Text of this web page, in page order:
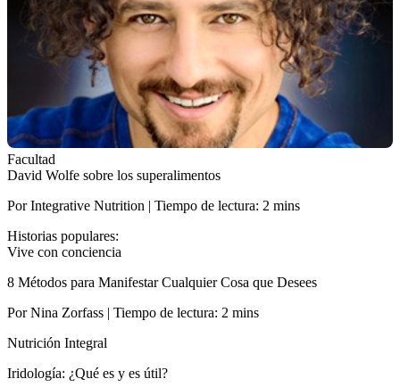
Facultad
David Wolfe sobre los superalimentos
Por Integrative Nutrition | Tiempo de lectura: 2 mins
Historias populares:
Vive con conciencia
8 Métodos para Manifestar Cualquier Cosa que Desees
Por Nina Zorfass | Tiempo de lectura: 2 mins
Nutrición Integral
Iridología: ¿Qué es y es útil?